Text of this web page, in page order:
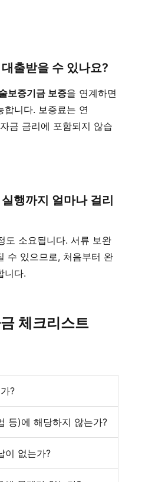
출받을 수 있나요?
보증기금 보증을 연계하면
합니다. 보증료는 연
금 금리에 포함되지 않습
행까지 얼마나 걸리
도 소요됩니다. 서류 보완
수 있으므로, 처음부터 완
니다.
체크리스트
?
등)에 해당하지 않는가?
이 없는가?